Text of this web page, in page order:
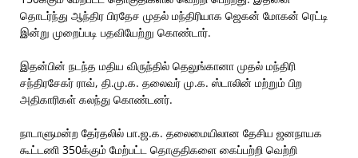
தொடர்ந்து ஆந்திர பிரதேச முதல் மந்திரியாக ஜெகன் மோகன் ரெட்டி
இன்று முறைப்படி பதவியேற்று கொண்டார்.
இதன்பின் நடந்த மதிய விருந்தில் தெலுங்கானா முதல் மந்திரி
சந்திரசேகர் ராவ், தி.மு.க. தலைவர் மு.க. ஸ்டாலின் மற்றும் பிற
அதிகாரிகள் கலந்து கொண்டனர்.
நாடாளுமன்ற தேர்தலில் பா.ஜ.க. தலைமையிலான தேசிய ஜனநாயக
கூட்டணி 350க்கும் மேற்பட்ட தொகுதிகளை கைப்பற்றி வெற்றி